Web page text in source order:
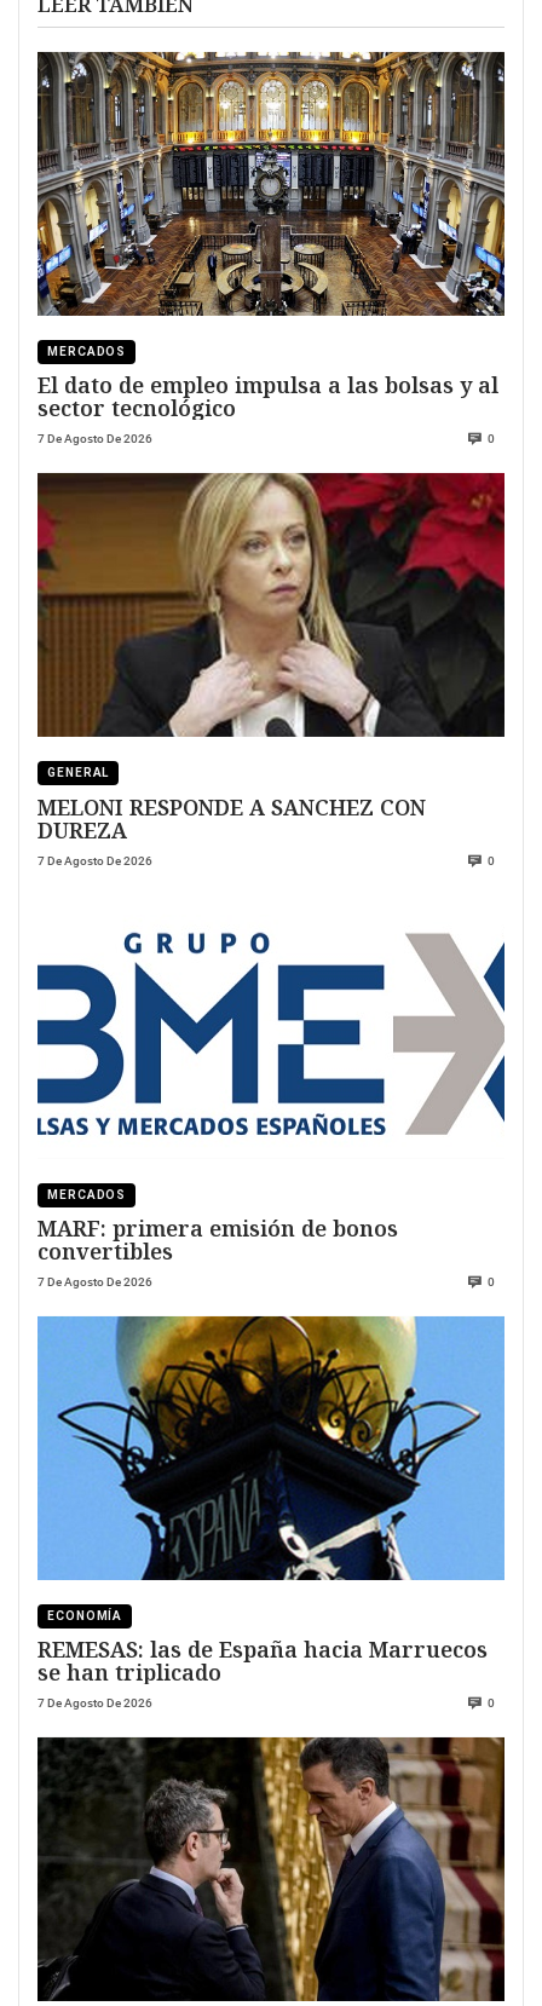
MERCADOS
El dato de empleo impulsa a las bolsas y al
sector tecnológico
7 De Agosto De 2026 0
GENERAL
MELONI RESPONDE A SANCHEZ CON
DUREZA
7 De Agosto De 2026 0
MERCADOS
MARF: primera emisión de bonos
convertibles
7 De Agosto De 2026 0
ECONOMÍA
REMESAS: las de España hacia Marruecos
se han triplicado
7 De Agosto De 2026 0